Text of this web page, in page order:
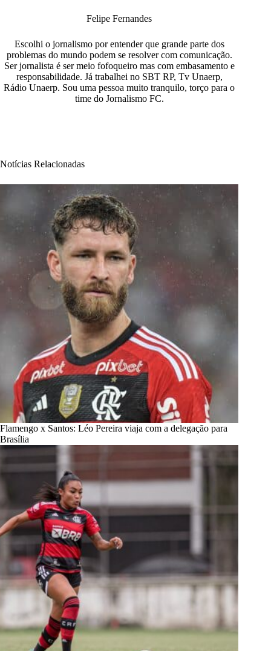
Felipe Fernandes
Escolhi o jornalismo por entender que grande parte dos
problemas do mundo podem se resolver com comunicação.
Ser jornalista é ser meio fofoqueiro mas com embasamento e
responsabilidade. Já trabalhei no SBT RP, Tv Unaerp,
Rádio Unaerp. Sou uma pessoa muito tranquilo, torço para o
time do Jornalismo FC.
Notícias Relacionadas
Flamengo x Santos: Léo Pereira viaja com a delegação para
Brasília